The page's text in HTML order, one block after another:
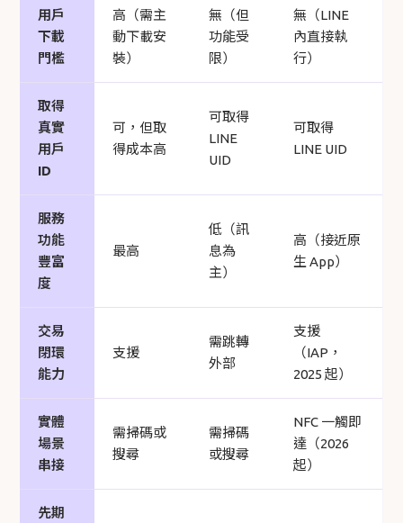
用戶
下載
門檻
高（需主
動下載安
裝）
無（但
功能受
限）
無（LINE
內直接執
行）
取得
真實
用戶
ID
可，但取
得成本高
可取得
LINE
UID
可取得
LINE UID
服務
功能
豐富
度
最高
低（訊
息為
主）
高（接近原
生 App）
交易
閉環
能力
支援
需跳轉
外部
支援
（IAP，
2025 起）
實體
場景
串接
需掃碼或
搜尋
需掃碼
或搜尋
NFC 一觸即
達（2026
起）
先期